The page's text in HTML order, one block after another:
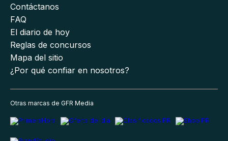
Contáctanos
FAQ
El diario de hoy
Reglas de concursos
Mapa del sitio
¿Por qué confiar en nosotros?
Otras marcas de GFR Media